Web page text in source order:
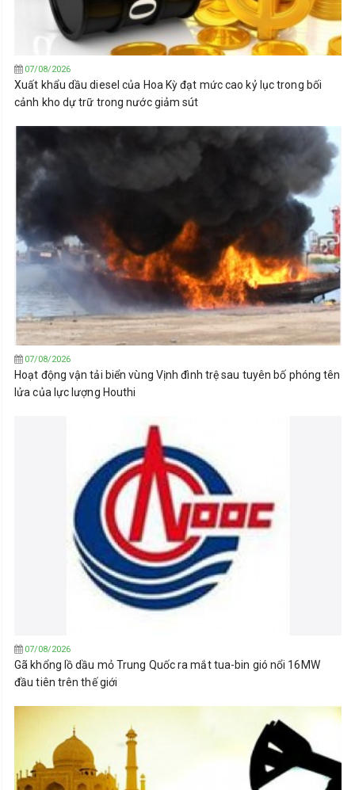
07/08/2026
Xuất khẩu dầu diesel của Hoa Kỳ đạt mức cao kỷ lục trong bối
cảnh kho dự trữ trong nước giảm sút
07/08/2026
Hoạt động vận tải biển vùng Vịnh đình trệ sau tuyên bố phóng tên
lửa của lực lượng Houthi
07/08/2026
Gã khổng lồ dầu mỏ Trung Quốc ra mắt tua-bin gió nổi 16MW
đầu tiên trên thế giới